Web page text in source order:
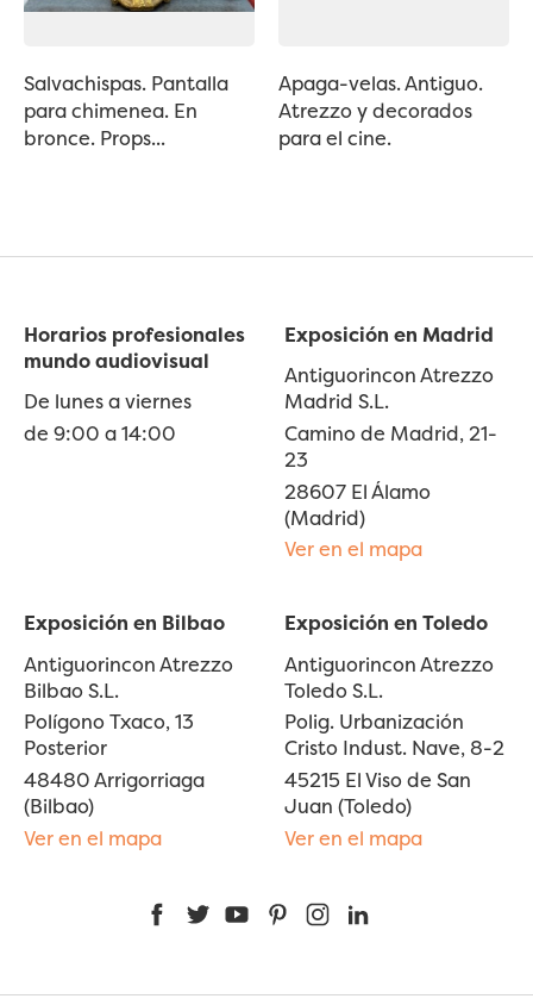
Salvachispas. Pantalla
para chimenea. En
bronce. Props...
Apaga-velas. Antiguo.
Atrezzo y decorados
para el cine.
Horarios profesionales
mundo audiovisual
De lunes a viernes
de 9:00 a 14:00
Exposición en Madrid
Antiguorincon Atrezzo
Madrid S.L.
Camino de Madrid, 21-
23
28607 El Álamo
(Madrid)
Ver en el mapa
Exposición en Bilbao
Antiguorincon Atrezzo
Bilbao S.L.
Polígono Txaco, 13
Posterior
48480 Arrigorriaga
(Bilbao)
Ver en el mapa
Exposición en Toledo
Antiguorincon Atrezzo
Toledo S.L.
Polig. Urbanización
Cristo Indust. Nave, 8-2
45215 El Viso de San
Juan (Toledo)
Ver en el mapa
FacebookTwitterYouTubePinterestInstagram